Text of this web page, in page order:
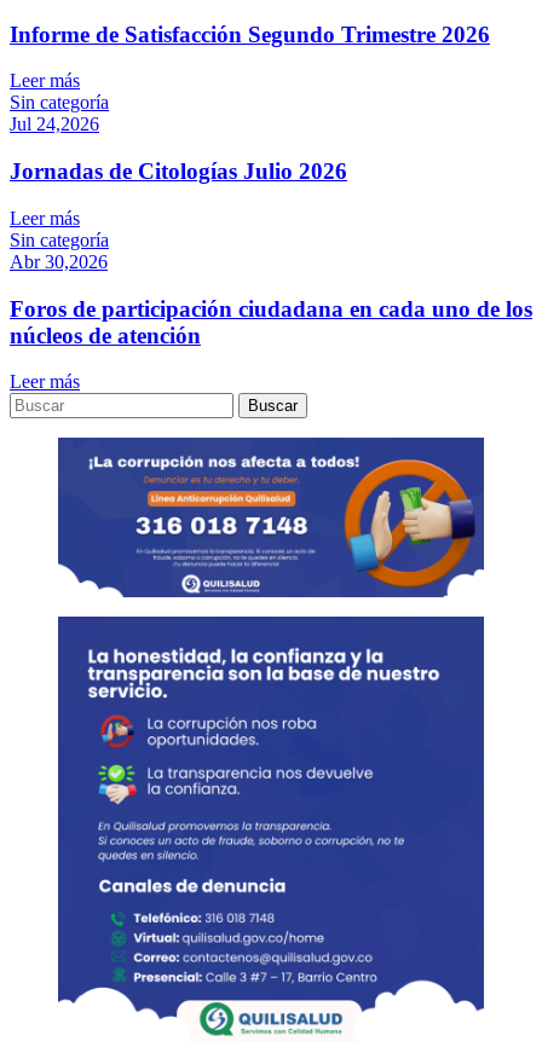
Informe de Satisfacción Segundo Trimestre 2026
Leer más
Sin categoría
Jul 24,2026
Jornadas de Citologías Julio 2026
Leer más
Sin categoría
Abr 30,2026
Foros de participación ciudadana en cada uno de los
núcleos de atención
Leer más